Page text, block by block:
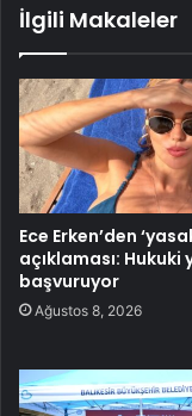
İlgili Makaleler
Ece Erken’den
açıklaması: Hukuki
başvuruyor
Ağustos 8, 2026